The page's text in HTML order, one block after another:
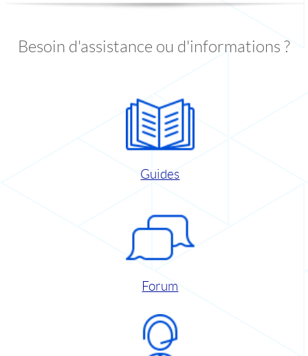
Besoin d'assistance ou d'informations ?
Guides
Forum